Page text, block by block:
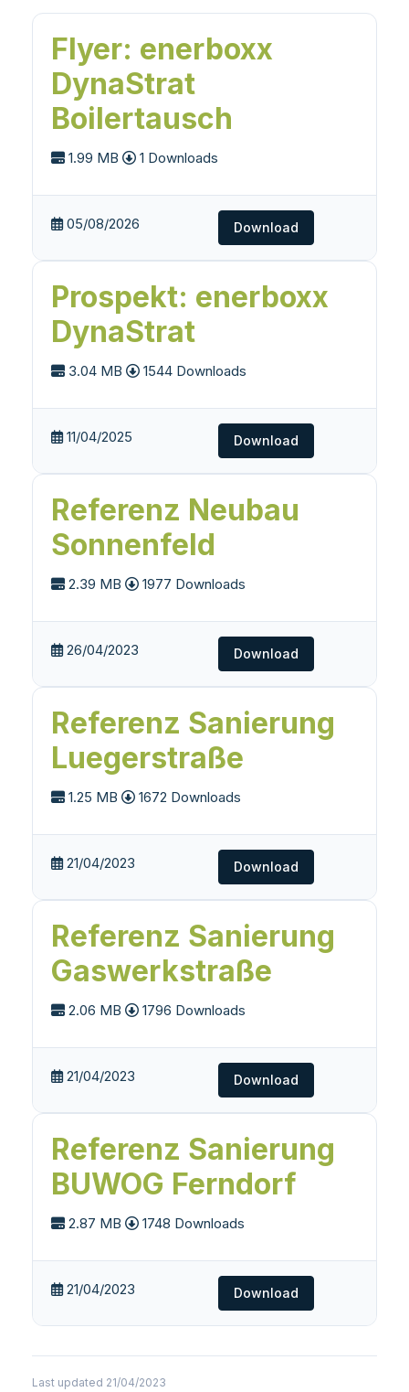
Flyer: enerboxx
DynaStrat
Boilertausch
1.99 MB 1 Downloads
05/08/2026 Download
Prospekt: enerboxx
DynaStrat
3.04 MB 1544 Downloads
11/04/2025 Download
Referenz Neubau
Sonnenfeld
2.39 MB 1977 Downloads
26/04/2023 Download
Referenz Sanierung
Luegerstraße
1.25 MB 1672 Downloads
21/04/2023 Download
Referenz Sanierung
Gaswerkstraße
2.06 MB 1796 Downloads
21/04/2023 Download
Referenz Sanierung
BUWOG Ferndorf
2.87 MB 1748 Downloads
21/04/2023 Download
Last updated 21/04/2023